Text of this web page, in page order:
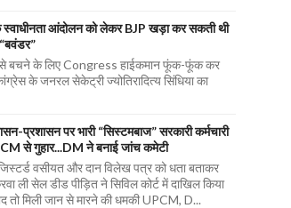
आंदोलन को लेकर BJP खड़ा कर सकती थी
से बचने के लिए Congress हाईकमान फूंक-फूंक कर
के जनरल सेकेट्री ज्योतिरादित्य सिंधिया का
प्रशासन पर भारी “सिस्टमबाज” सरकारी कर्मचारी
से गुहार...DM ने बनाई जांच कमेटी
वसीयत और दान विलेख पत्र को धता बताकर
ली सेल डीड पीड़ित ने सिविल कोर्ट में दाखिल किया
तो मिली जान से मारने की धमकी UPCM, D...